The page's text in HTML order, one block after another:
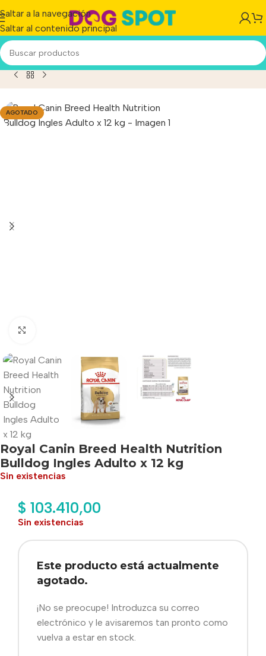
Saltar a la navegación
Saltar al contenido principal
Breed Health Nutrition Bulldog Ingles Adulto x 12 kg
AGOTADO
Royal Canin Breed Health Nutrition
Bulldog Ingles Adulto x 12 kg
Sin existencias
$ 103.410,00
Sin existencias
Este producto está actualmente
agotado.
¡No se preocupe! Introduzca su correo
electrónico y le avisaremos tan pronto como
vuelva a estar en stock.